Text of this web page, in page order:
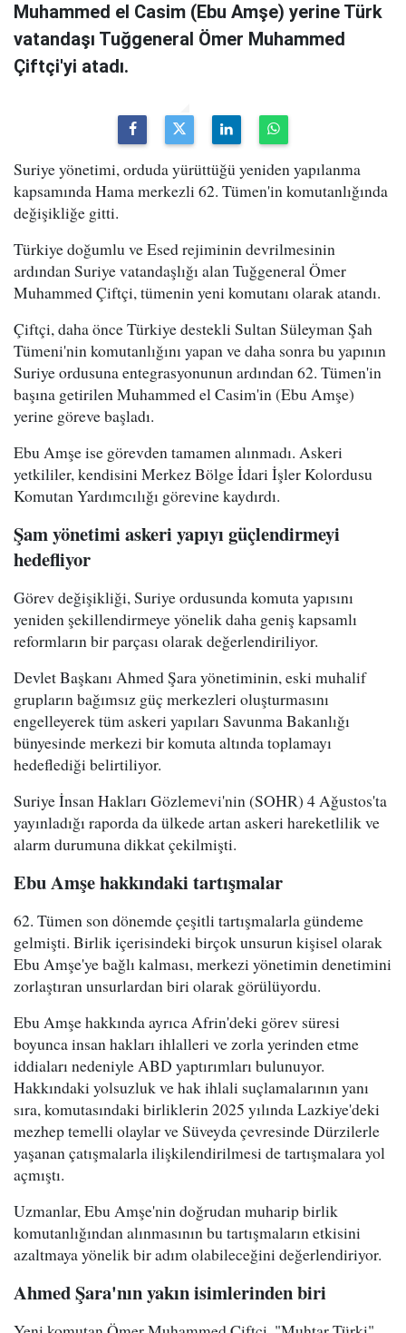
Muhammed el Casim (Ebu Amşe) yerine Türk
vatandaşı Tuğgeneral Ömer Muhammed
Çiftçi'yi atadı.
Suriye yönetimi, orduda yürüttüğü yeniden yapılanma
kapsamında Hama merkezli 62. Tümen'in komutanlığında
değişikliğe gitti.
Türkiye doğumlu ve Esed rejiminin devrilmesinin
ardından Suriye vatandaşlığı alan Tuğgeneral Ömer
Muhammed Çiftçi, tümenin yeni komutanı olarak atandı.
Çiftçi, daha önce Türkiye destekli Sultan Süleyman Şah
Tümeni'nin komutanlığını yapan ve daha sonra bu yapının
Suriye ordusuna entegrasyonunun ardından 62. Tümen'in
başına getirilen Muhammed el Casim'in (Ebu Amşe)
yerine göreve başladı.
Ebu Amşe ise görevden tamamen alınmadı. Askeri
yetkililer, kendisini Merkez Bölge İdari İşler Kolordusu
Komutan Yardımcılığı görevine kaydırdı.
Şam yönetimi askeri yapıyı güçlendirmeyi
hedefliyor
Görev değişikliği, Suriye ordusunda komuta yapısını
yeniden şekillendirmeye yönelik daha geniş kapsamlı
reformların bir parçası olarak değerlendiriliyor.
Devlet Başkanı Ahmed Şara yönetiminin, eski muhalif
grupların bağımsız güç merkezleri oluşturmasını
engelleyerek tüm askeri yapıları Savunma Bakanlığı
bünyesinde merkezi bir komuta altında toplamayı
hedeflediği belirtiliyor.
Suriye İnsan Hakları Gözlemevi'nin (SOHR) 4 Ağustos'ta
yayınladığı raporda da ülkede artan askeri hareketlilik ve
alarm durumuna dikkat çekilmişti.
Ebu Amşe hakkındaki tartışmalar
62. Tümen son dönemde çeşitli tartışmalarla gündeme
gelmişti. Birlik içerisindeki birçok unsurun kişisel olarak
Ebu Amşe'ye bağlı kalması, merkezi yönetimin denetimini
zorlaştıran unsurlardan biri olarak görülüyordu.
Ebu Amşe hakkında ayrıca Afrin'deki görev süresi
boyunca insan hakları ihlalleri ve zorla yerinden etme
iddiaları nedeniyle ABD yaptırımları bulunuyor.
Hakkındaki yolsuzluk ve hak ihlali suçlamalarının yanı
sıra, komutasındaki birliklerin 2025 yılında Lazkiye'deki
mezhep temelli olaylar ve Süveyda çevresinde Dürzilerle
yaşanan çatışmalarla ilişkilendirilmesi de tartışmalara yol
açmıştı.
Uzmanlar, Ebu Amşe'nin doğrudan muharip birlik
komutanlığından alınmasının bu tartışmaların etkisini
azaltmaya yönelik bir adım olabileceğini değerlendiriyor.
Ahmed Şara'nın yakın isimlerinden biri